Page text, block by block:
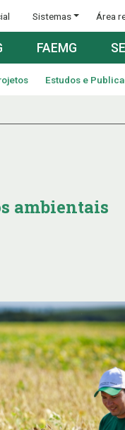
Sistemas Área
FAEMG
Estudos e
ambientais